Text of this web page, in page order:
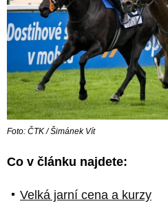
Foto: ČTK / Šimánek Vít
Co v článku najdete:
Velká jarní cena a kurzy